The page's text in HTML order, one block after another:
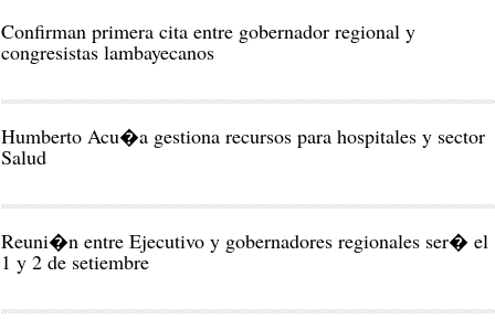
Confirman primera cita entre gobernador regional y
congresistas lambayecanos
Humberto Acu�a gestiona recursos para hospitales y sector
Salud
Reuni�n entre Ejecutivo y gobernadores regionales ser� el
1 y 2 de setiembre